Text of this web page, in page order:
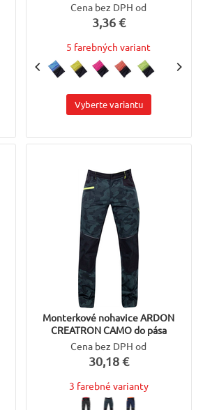
Cena bez DPH od
3,36 €
5 farebných variant
Vyberte variantu
Monterkové nohavice ARDON
CREATRON CAMO do pása
Cena bez DPH od
30,18 €
3 farebné varianty